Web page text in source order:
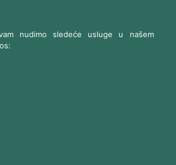
nudimo sledeće usluge u našem